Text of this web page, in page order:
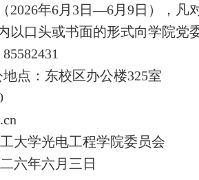
2026年6月3日—6月9日），凡
以口头或书面的形式向学院党
点：东校区办公楼325室
光电工程学院委员会
月三日